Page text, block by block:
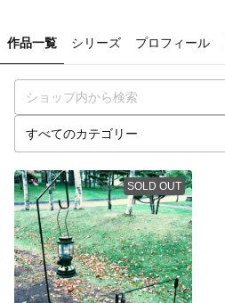
作品一覧 シリーズ プロフィール
SOLD OUT